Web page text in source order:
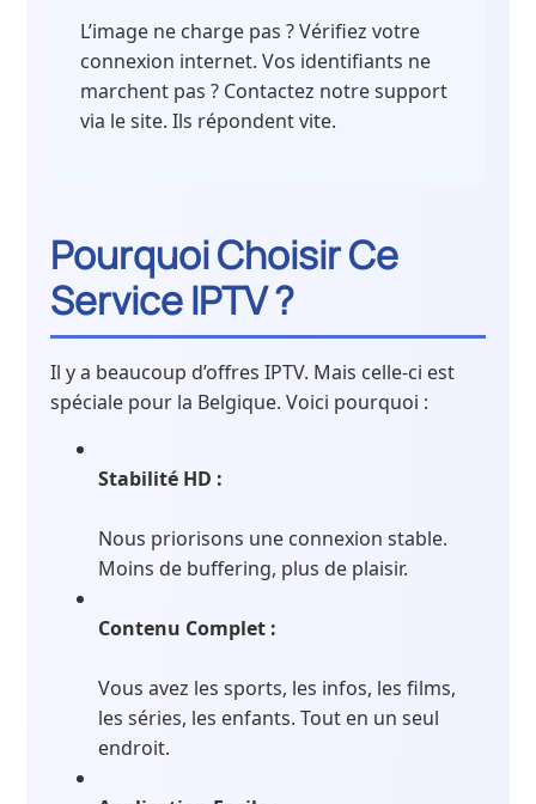
L’image ne charge pas ? Vérifiez votre
connexion internet. Vos identifiants ne
marchent pas ? Contactez notre support
via le site. Ils répondent vite.
Pourquoi Choisir Ce
Service IPTV ?
Il y a beaucoup d’offres IPTV. Mais celle-ci est
spéciale pour la Belgique. Voici pourquoi :
Stabilité HD :
Nous priorisons une connexion stable.
Moins de buffering, plus de plaisir.
Contenu Complet :
Vous avez les sports, les infos, les films,
les séries, les enfants. Tout en un seul
endroit.